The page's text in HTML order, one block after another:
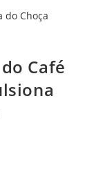
Café